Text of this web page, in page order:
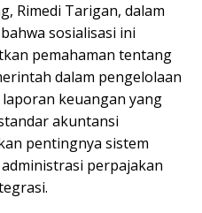
Rimedi Tarigan, dalam
sosialisasi ini
pemahaman tentang
dalam pengelolaan
keuangan yang
akuntansi
pentingnya sistem
perpajakan